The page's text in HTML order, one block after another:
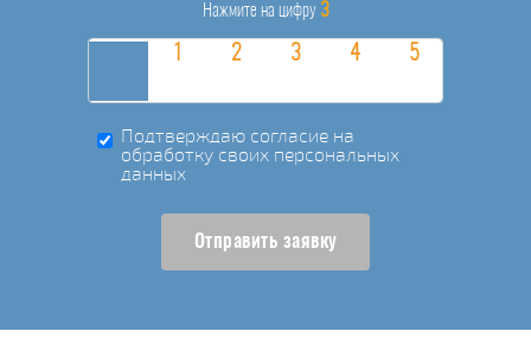
Нажмите на цифру 3
Подтверждаю согласие на
обработку своих персональных
данных
Отправить заявку